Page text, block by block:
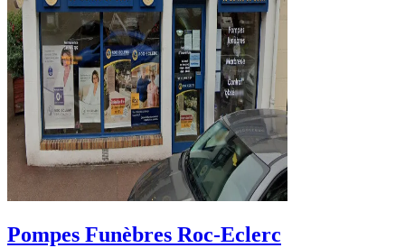
Pompes Funèbres Roc-Eclerc